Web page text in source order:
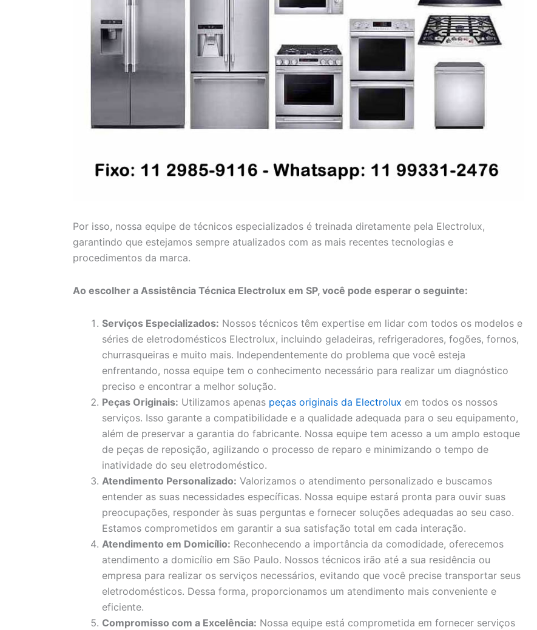
Por isso, nossa equipe de técnicos especializados é treinada diretamente pela Electrolux,
garantindo que estejamos sempre atualizados com as mais recentes tecnologias e
procedimentos da marca.
Ao escolher a Assistência Técnica Electrolux em SP, você pode esperar o seguinte:
Serviços Especializados: Nossos técnicos têm expertise em lidar com todos os modelos e
séries de eletrodomésticos Electrolux, incluindo geladeiras, refrigeradores, fogões, fornos,
churrasqueiras e muito mais. Independentemente do problema que você esteja
enfrentando, nossa equipe tem o conhecimento necessário para realizar um diagnóstico
preciso e encontrar a melhor solução.
Peças Originais: Utilizamos apenas peças originais da Electrolux em todos os nossos
serviços. Isso garante a compatibilidade e a qualidade adequada para o seu equipamento,
além de preservar a garantia do fabricante. Nossa equipe tem acesso a um amplo estoque
de peças de reposição, agilizando o processo de reparo e minimizando o tempo de
inatividade do seu eletrodoméstico.
Atendimento Personalizado: Valorizamos o atendimento personalizado e buscamos
entender as suas necessidades específicas. Nossa equipe estará pronta para ouvir suas
preocupações, responder às suas perguntas e fornecer soluções adequadas ao seu caso.
Estamos comprometidos em garantir a sua satisfação total em cada interação.
Atendimento em Domicílio: Reconhecendo a importância da comodidade, oferecemos
atendimento a domicílio em São Paulo. Nossos técnicos irão até a sua residência ou
empresa para realizar os serviços necessários, evitando que você precise transportar seus
eletrodomésticos. Dessa forma, proporcionamos um atendimento mais conveniente e
eficiente.
Compromisso com a Excelência: Nossa equipe está comprometida em fornecer serviços